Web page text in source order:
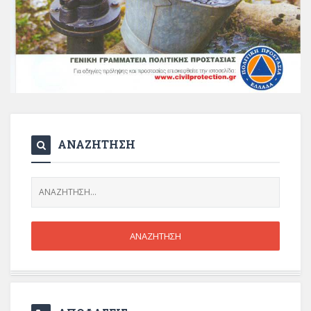
ΑΝΑΖΗΤΗΣΗ